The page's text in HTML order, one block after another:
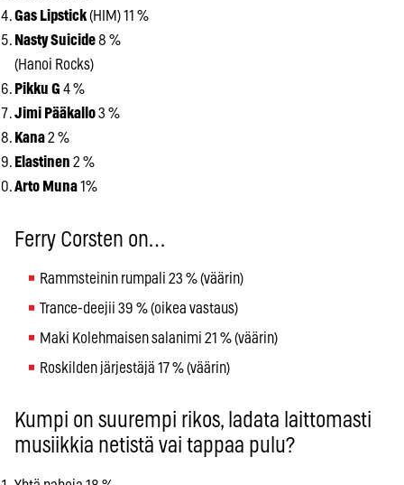
Gas Lipstick(HIM) 11 %
Nasty Suicide8 %
(Hanoi Rocks)
Pikku G 4 %
Jimi Pääkallo3 %
Kana2 %
Elastinen 2 %
Arto Muna1%
Ferry Corsten on…
Rammsteinin rumpali 23 % (väärin)
Trance-deejii 39 % (oikea vastaus)
Maki Kolehmaisen salanimi 21 % (väärin)
Roskilden järjestäjä 17 % (väärin)
Kumpi on suurempi rikos, ladata laittomasti
musiikkia netistä vai tappaa pulu?